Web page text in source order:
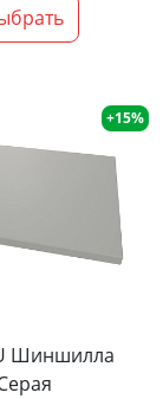
+15%
Шиншилла